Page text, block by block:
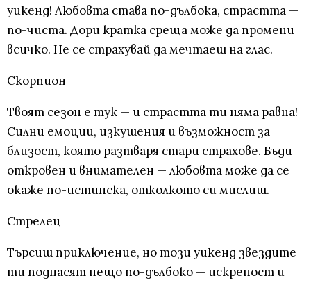
уикенд! Любовта става по-дълбока, страстта —
по-чиста. Дори кратка среща може да промени
всичко. Не се страхувай да мечтаеш на глас.
Скорпион
Твоят сезон е тук — и страстта ти няма равна!
Силни емоции, изкушения и възможност за
близост, която разтваря стари страхове. Бъди
откровен и внимателен — любовта може да се
окаже по-истинска, отколкото си мислиш.
Стрелец
Търсиш приключение, но този уикенд звездите
ти поднасят нещо по-дълбоко — искреност и